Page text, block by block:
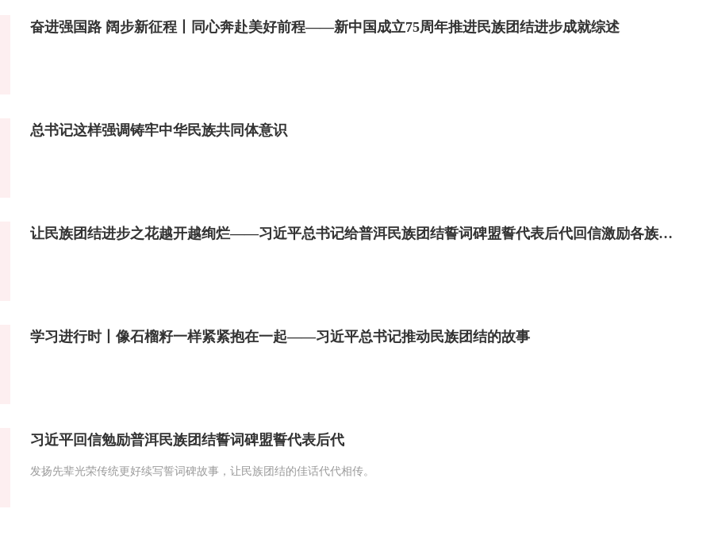
奋进强国路 阔步新征程丨同心奔赴美好前程——新中国成立75周年推进民族团结进步成就综述
总书记这样强调铸牢中华民族共同体意识
让民族团结进步之花越开越绚烂——习近平总书记给普洱民族团结誓词碑盟誓代表后代回信激励各族儿女携手奋进
学习进行时丨像石榴籽一样紧紧抱在一起——习近平总书记推动民族团结的故事
习近平回信勉励普洱民族团结誓词碑盟誓代表后代
发扬先辈光荣传统更好续写誓词碑故事，让民族团结的佳话代代相传。